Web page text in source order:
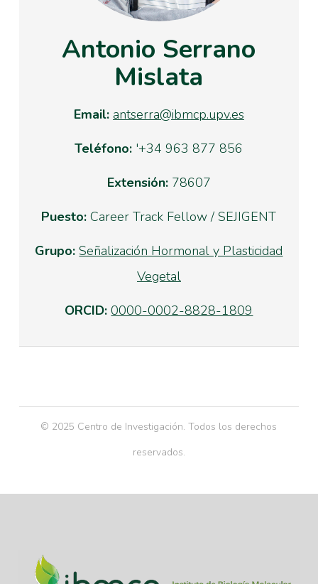
Antonio Serrano
Mislata
Email: antserra@ibmcp.upv.es
Teléfono: '+34 963 877 856
Extensión:78607
Puesto: Career Track Fellow / SEJIGENT
Grupo: Señalización Hormonal y Plasticidad
Vegetal
ORCID: 0000-0002-8828-1809
© 2025 Centro de Investigación. Todos los derechos
reservados.